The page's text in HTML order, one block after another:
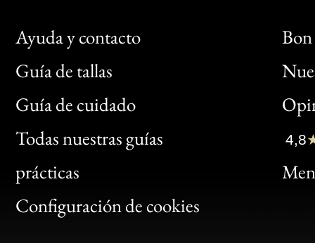
Ayuda y contacto
Guía de tallas
Guía de cuidado
Todas nuestras guías
prácticas
Configuración de cookies
Bon
Clic
Bon
4,8